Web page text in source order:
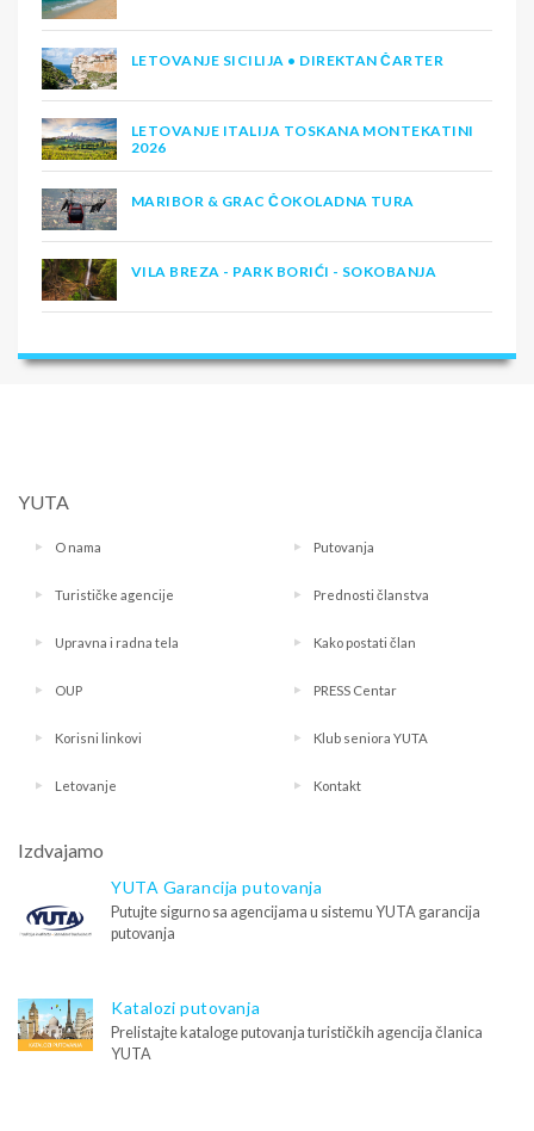
LETOVANJE SICILIJA • DIREKTAN ČARTER
LETOVANJE ITALIJA TOSKANA MONTEKATINI
2026
MARIBOR & GRAC ČOKOLADNA TURA
VILA BREZA - PARK BORIĆI - SOKOBANJA
YUTA
O nama Putovanja
Turističke agencije Prednosti članstva
Upravna i radna tela Kako postati član
OUP PRESS Centar
Korisni linkovi Klub seniora YUTA
Letovanje Kontakt
Izdvajamo
YUTA Garancija putovanja
Putujte sigurno sa agencijama u sistemu YUTA garancija
putovanja
Katalozi putovanja
Prelistajte kataloge putovanja turističkih agencija članica
YUTA